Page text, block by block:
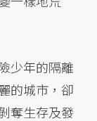
少年的隔離
的城市，卻
奪生存及發